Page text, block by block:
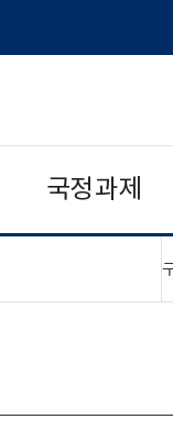
국정과제